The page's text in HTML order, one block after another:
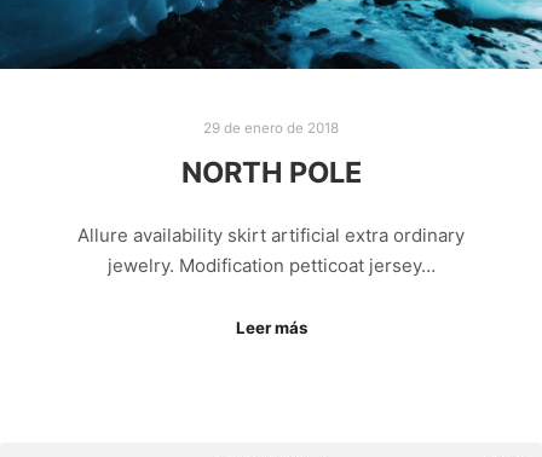
29 de enero de 2018
NORTH POLE
Allure availability skirt artificial extra ordinary
jewelry. Modification petticoat jersey…
Leer más